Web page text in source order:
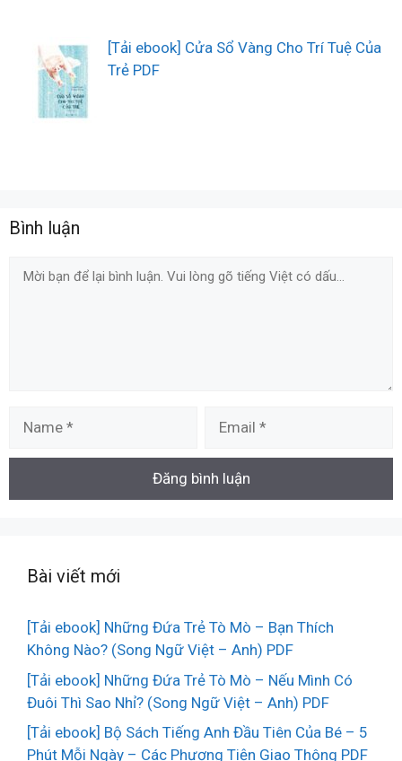
[Tải ebook] Cửa Sổ Vàng Cho Trí Tuệ Của
Trẻ PDF
Bình luận
Comment
Bài viết mới
[Tải ebook] Những Đứa Trẻ Tò Mò – Bạn Thích
Không Nào? (Song Ngữ Việt – Anh) PDF
[Tải ebook] Những Đứa Trẻ Tò Mò – Nếu Mình Có
Đuôi Thì Sao Nhỉ? (Song Ngữ Việt – Anh) PDF
[Tải ebook] Bộ Sách Tiếng Anh Đầu Tiên Của Bé – 5
Phút Mỗi Ngày – Các Phương Tiện Giao Thông PDF